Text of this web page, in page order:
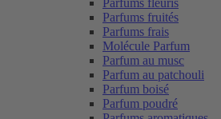
Parfums fleuris
Parfums fruités
Parfums frais
Molécule Parfum
Parfum au musc
Parfum au patchouli
Parfum boisé
Parfum poudré